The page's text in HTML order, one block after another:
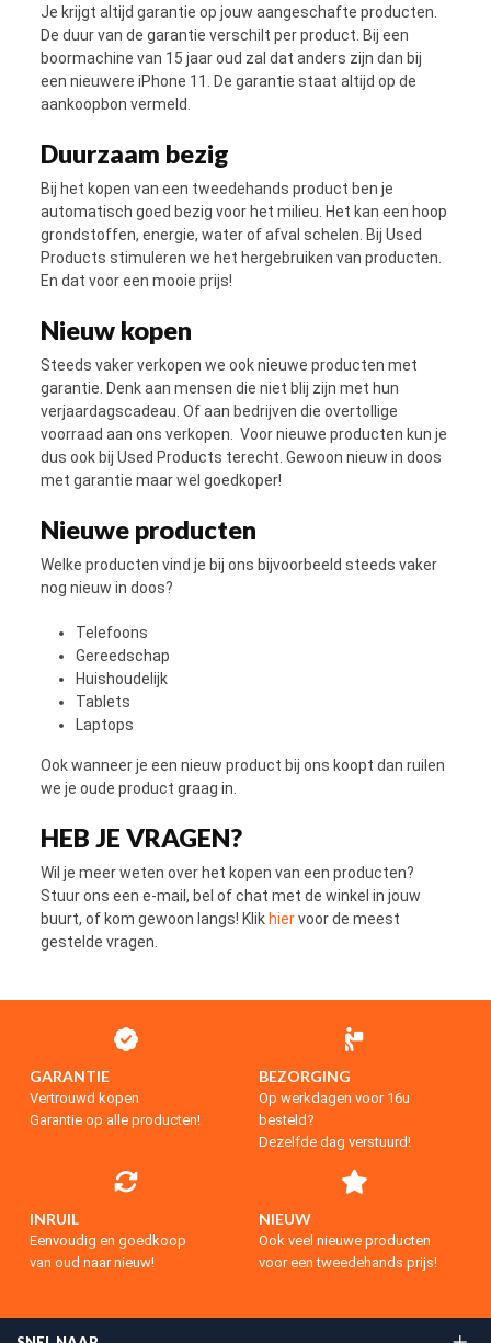
Je krijgt altijd garantie op jouw aangeschafte producten.
De duur van de garantie verschilt per product. Bij een
boormachine van 15 jaar oud zal dat anders zijn dan bij
een nieuwere iPhone 11.
De garantie staat altijd op de
aankoopbon vermeld.
Duurzaam bezig
Bij het kopen van een tweedehands product ben je
automatisch goed bezig voor het milieu. Het kan een hoop
grondstoffen, energie, water of afval schelen. Bij Used
Products stimuleren we het hergebruiken van producten.
En dat voor een mooie prijs!
Nieuw kopen
Steeds vaker verkopen we ook nieuwe producten met
garantie. Denk aan mensen die niet blij zijn met hun
verjaardagscadeau. Of aan bedrijven die overtollige
voorraad aan ons verkopen. Voor nieuwe producten kun je
dus ook bij Used Products terecht. Gewoon nieuw in doos
met garantie maar wel goedkoper!
Nieuwe producten
Welke producten vind je bij ons bijvoorbeeld steeds vaker
nog nieuw in doos?
Telefoons
Gereedschap
Huishoudelijk
Tablets
Laptops
Ook wanneer je een nieuw product bij ons koopt dan ruilen
we je oude product graag in.
HEB JE VRAGEN?
Wil je meer weten over het kopen van een producten?
Stuur ons een e-mail, bel of chat met de winkel in jouw
buurt, of kom gewoon langs! Klik hiervoor de meest
gestelde vragen.
GARANTIE
Vertrouwd kopen
Garantie op alle producten!
BEZORGING
Op werkdagen voor 16u
besteld?
Dezelfde dag verstuurd!
INRUIL
Eenvoudig en goedkoop
van oud naar nieuw!
NIEUW
Ook veel nieuwe producten
voor een tweedehands prijs!